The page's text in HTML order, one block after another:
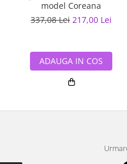
model Coreana
337,08 Lei 217,00 Lei
ADAUGA IN COS